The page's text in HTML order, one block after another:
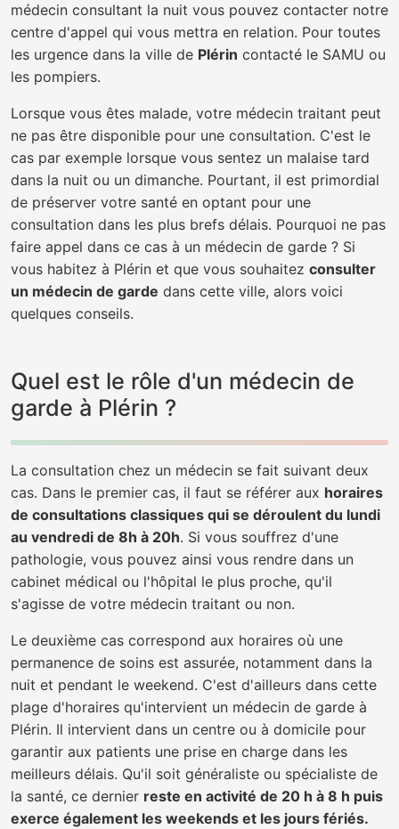
médecin consultant la nuit vous pouvez contacter notre
centre d'appel qui vous mettra en relation. Pour toutes
les urgence dans la ville de Plérin contacté le SAMU ou
les pompiers.
Lorsque vous êtes malade, votre médecin traitant peut
ne pas être disponible pour une consultation. C'est le
cas par exemple lorsque vous sentez un malaise tard
dans la nuit ou un dimanche. Pourtant, il est primordial
de préserver votre santé en optant pour une
consultation dans les plus brefs délais. Pourquoi ne pas
faire appel dans ce cas à un médecin de garde ? Si
vous habitez à Plérin et que vous souhaitez consulter
un médecin de garde dans cette ville, alors voici
quelques conseils.
Quel est le rôle d'un médecin de
garde à Plérin ?
La consultation chez un médecin se fait suivant deux
cas. Dans le premier cas, il faut se référer aux horaires
de consultations classiques qui se déroulent du lundi
au vendredi de 8h à 20h. Si vous souffrez d'une
pathologie, vous pouvez ainsi vous rendre dans un
cabinet médical ou l'hôpital le plus proche, qu'il
s'agisse de votre médecin traitant ou non.
Le deuxième cas correspond aux horaires où une
permanence de soins est assurée, notamment dans la
nuit et pendant le weekend. C'est d'ailleurs dans cette
plage d'horaires qu'intervient un médecin de garde à
Plérin. Il intervient dans un centre ou à domicile pour
garantir aux patients une prise en charge dans les
meilleurs délais. Qu'il soit généraliste ou spécialiste de
la santé, ce dernier reste en activité de 20 h à 8 h puis
exerce également les weekends et les jours fériés.